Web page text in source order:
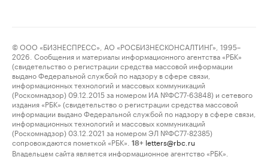
© ООО «БИЗНЕСПРЕСС», АО «РОСБИЗНЕСКОНСАЛТИНГ», 1995–
2026. Сообщения и материалы информационного агентства «РБК»
(свидетельство о регистрации средства массовой информации
выдано Федеральной службой по надзору в сфере связи,
информационных технологий и массовых коммуникаций
(Роскомнадзор) 09.12.2015 за номером ИА №ФС77-63848) и сетевого
издания «РБК» (свидетельство о регистрации средства массовой
информации выдано Федеральной службой по надзору в сфере связи,
информационных технологий и массовых коммуникаций
(Роскомнадзор) 03.12.2021 за номером ЭЛ №ФС77-82385)
сопровождаются пометкой «РБК».
18+ letters@rbc.ru
Владельцем сайта является информационное агентство «РБК».